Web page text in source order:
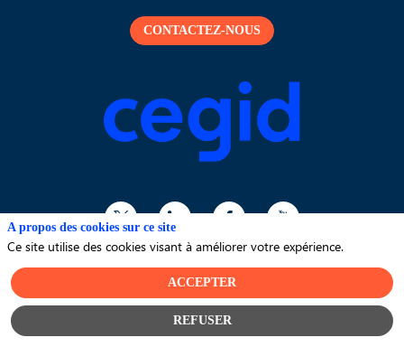
CONTACTEZ-NOUS
© Cegid 2024 - Tous droits réservés -
confidentialité
- A propos de Cegid
A propos des cookies sur ce site
Ce site utilise des cookies visant à améliorer votre expérience.
ACCEPTER
REFUSER